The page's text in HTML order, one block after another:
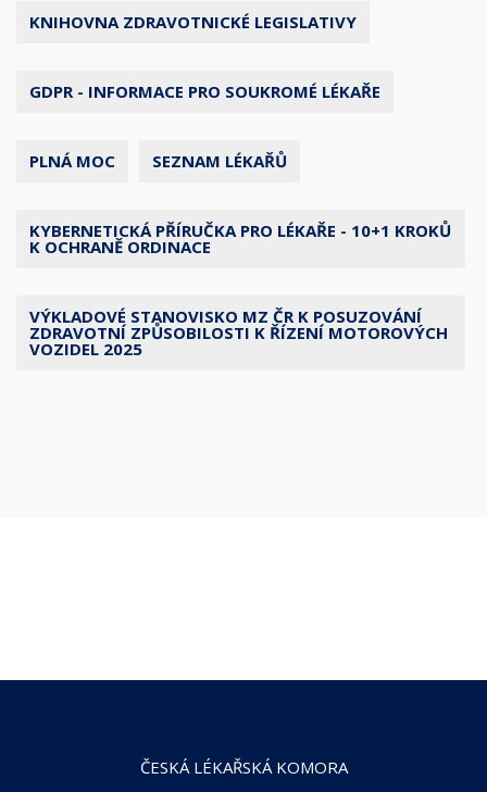
KNIHOVNA ZDRAVOTNICKÉ LEGISLATIVY
GDPR - INFORMACE PRO SOUKROMÉ LÉKAŘE
PLNÁ MOC SEZNAM LÉKAŘŮ
KYBERNETICKÁ PŘÍRUČKA PRO LÉKAŘE - 10+1 KROKŮ
K OCHRANĚ ORDINACE
VÝKLADOVÉ STANOVISKO MZ ČR K POSUZOVÁNÍ
ZDRAVOTNÍ ZPŮSOBILOSTI K ŘÍZENÍ MOTOROVÝCH
VOZIDEL 2025
ČESKÁ LÉKAŘSKÁ KOMORA